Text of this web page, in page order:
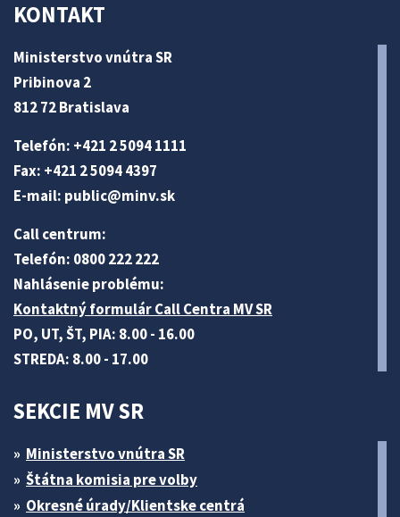
KONTAKT
Ministerstvo vnútra SR
Pribinova 2
812 72 Bratislava
Telefón: +421 2 5094 1111
Fax: +421 2 5094 4397
E-mail: public@minv.sk
Call centrum:
Telefón: 0800 222 222
Nahlásenie problému:
Kontaktný formulár Call Centra MV SR
PO, UT, ŠT, PIA: 8.00 - 16.00
STREDA: 8.00 - 17.00
SEKCIE MV SR
Ministerstvo vnútra SR
Štátna komisia pre volby
Okresné úrady/Klientske centrá